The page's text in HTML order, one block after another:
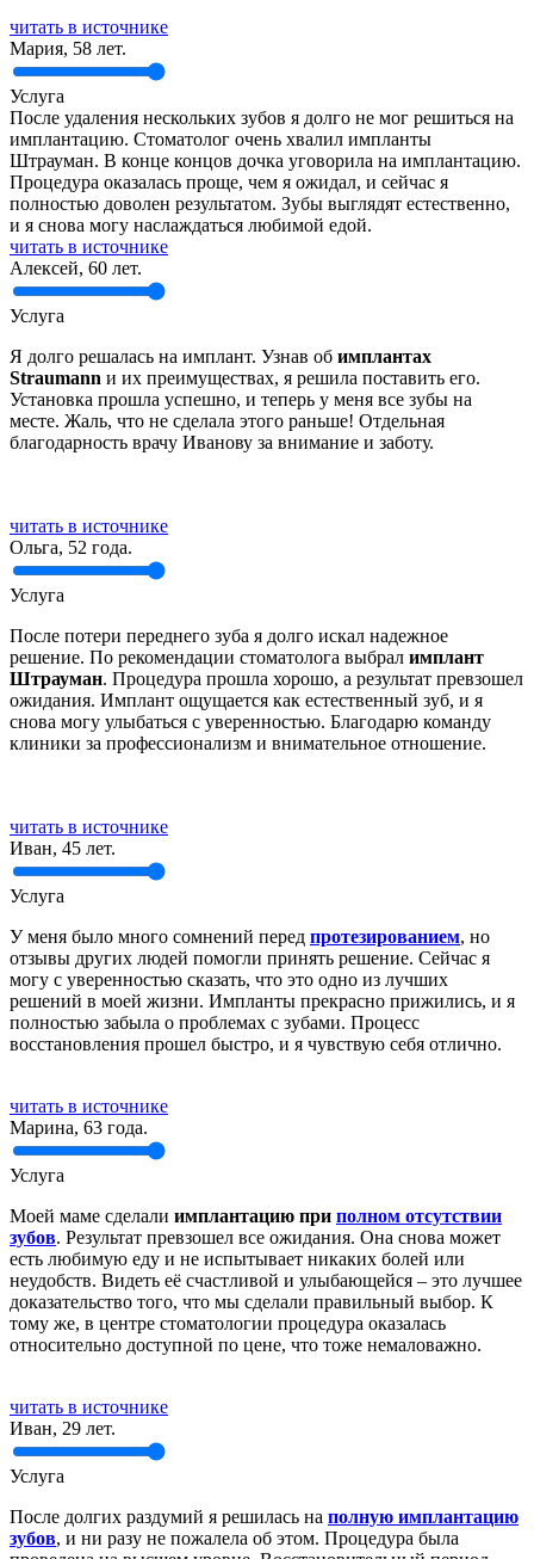
читать в источнике
Мария, 58 лет.
Услуга
После удаления нескольких зубов я долго не мог решиться на
имплантацию. Стоматолог очень хвалил импланты
Штрауман. В конце концов дочка уговорила на имплантацию.
Процедура оказалась проще, чем я ожидал, и сейчас я
полностью доволен результатом. Зубы выглядят естественно,
и я снова могу наслаждаться любимой едой.
читать в источнике
Алексей, 60 лет.
Услуга
Я долго решалась на имплант. Узнав об имплантах
Straumann и их преимуществах, я решила поставить его.
Установка прошла успешно, и теперь у меня все зубы на
месте. Жаль, что не сделала этого раньше! Отдельная
благодарность врачу Иванову за внимание и заботу.
читать в источнике
Ольга, 52 года.
Услуга
После потери переднего зуба я долго искал надежное
решение. По рекомендации стоматолога выбрал имплант
Штрауман. Процедура прошла хорошо, а результат превзошел
ожидания. Имплант ощущается как естественный зуб, и я
снова могу улыбаться с уверенностью. Благодарю команду
клиники за профессионализм и внимательное отношение.
читать в источнике
Иван, 45 лет.
Услуга
У меня было много сомнений перед протезированием, но
отзывы других людей помогли принять решение. Сейчас я
могу с уверенностью сказать, что это одно из лучших
решений в моей жизни. Импланты прекрасно прижились, и я
полностью забыла о проблемах с зубами. Процесс
восстановления прошел быстро, и я чувствую себя отлично.
читать в источнике
Марина, 63 года.
Услуга
Моей маме сделали имплантацию при полном отсутствии
зубов. Результат превзошел все ожидания. Она снова может
есть любимую еду и не испытывает никаких болей или
неудобств. Видеть её счастливой и улыбающейся – это лучшее
доказательство того, что мы сделали правильный выбор. К
тому же, в центре стоматологии процедура оказалась
относительно доступной по цене, что тоже немаловажно.
читать в источнике
Иван, 29 лет.
Услуга
После долгих раздумий я решилась на полную имплантацию
зубов, и ни разу не пожалела об этом. Процедура была